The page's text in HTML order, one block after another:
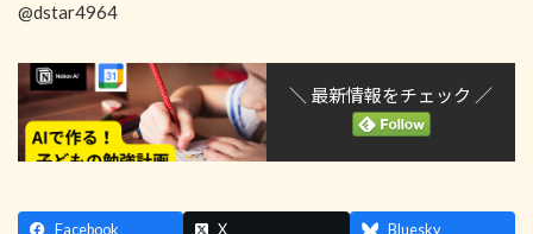
@dstar4964
＼ 最新情報をチェック ／
Facebook X Bluesky